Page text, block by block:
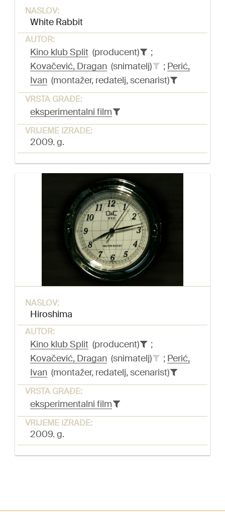
NASLOV:
White Rabbit
AUTOR:
Kino klub Split (producent)
;
Kovačević, Dragan (snimatelj) ; Perić,
Ivan (montažer, redatelj, scenarist)
VRSTA GRAĐE:
eksperimentalni film
VRIJEME IZRADE:
2009. g.
NASLOV:
Hiroshima
AUTOR:
Kino klub Split (producent)
;
Kovačević, Dragan (snimatelj) ; Perić,
Ivan (montažer, redatelj, scenarist)
VRSTA GRAĐE:
eksperimentalni film
VRIJEME IZRADE:
2009. g.